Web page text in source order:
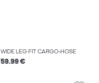
WIDE LEG FIT CARGO-HOSE
59.99 €